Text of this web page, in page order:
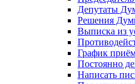
Депутаты
Решения
Выписка из
График
Постоянно
Написать